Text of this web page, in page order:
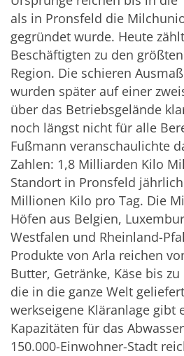
als in Pronsfeld die
gegründet wurde. Heute
Beschäftigten zu den
Region. Die schieren
wurden später auf einer
über das Betriebsgelände
noch längst nicht für alle
Fußmann veranschaulichte
Zahlen: 1,8 Milliarden Kilo
Standort in Pronsfeld
Millionen Kilo pro Tag. Die
Höfen aus Belgien,
Westfalen und Rheinland-
Produkte von Arla reichen
Butter, Getränke, Käse bis
die in die ganze Welt
werkseigene Kläranlage gibt
Kapazitäten für das
150.000-Einwohner-Stadt